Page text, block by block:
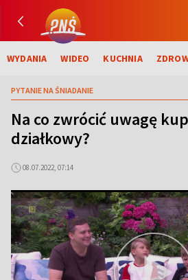
WYDANIA WIDEO KUCHNIA
PYTANIE NA ŚNIADANIE
Na co zwrócić uwagę
działkowy?
08.07.2022, 07:14